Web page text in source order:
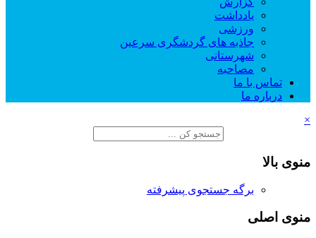
یادداشت
ورزشی
جاذبه های گردشگری سرعین
شهرستانی
مصاحبه
تماس با ما
درباره ما
×
منوی بالا
برگه جستجوی پیشرفته
منوی اصلی